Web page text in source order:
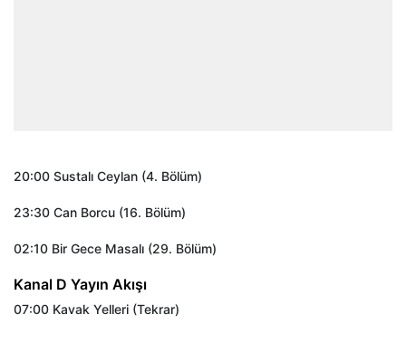
20:00 Sustalı Ceylan (4. Bölüm)
23:30 Can Borcu (16. Bölüm)
02:10 Bir Gece Masalı (29. Bölüm)
Kanal D Yayın Akışı
07:00 Kavak Yelleri (Tekrar)